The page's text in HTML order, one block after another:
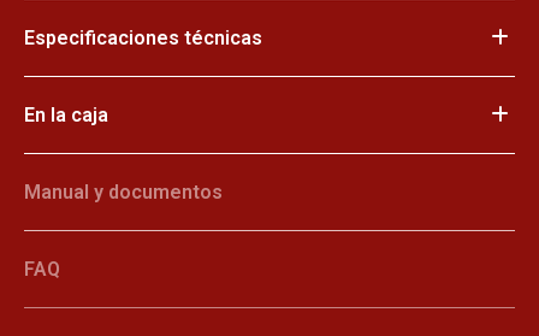
Especificaciones técnicas
En la caja
Manual y documentos
FAQ